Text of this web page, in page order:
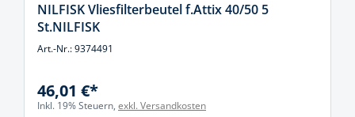
NILFISK Vliesfilterbeutel f.Attix 40/50 5
St.NILFISK
Art.-Nr.: 9374491
46,01 €*
Inkl. 19% Steuern, exkl. Versandkosten